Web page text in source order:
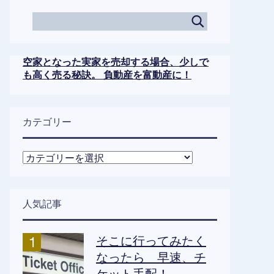
空家となった実家を売却する場合、少しで
も高く売る秘訣。 負動産を富動産に！
カテゴリー
カ
ー
人気記事
そこに行ってみたく
なったら 早速、チ